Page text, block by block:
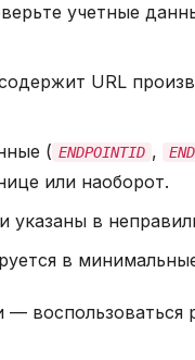
учетные
URL
( ENDPOINTID ,
или наоборот.
указаны в
в
воспользоваться